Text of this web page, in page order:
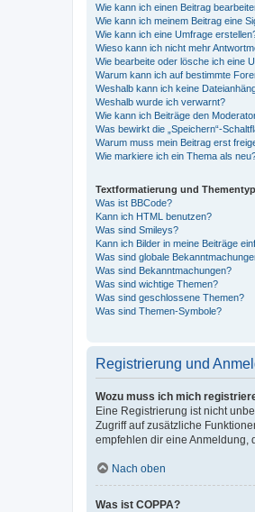
Wie kann ich einen Beitrag
Wie kann ich meinem Beitrag eine
Wie kann ich eine Umfrage
Wieso kann ich nicht mehr
Wie bearbeite oder lösche ich eine
Warum kann ich auf bestimmte
Weshalb kann ich keine
Weshalb wurde ich verwarnt?
Wie kann ich Beiträge den
Was bewirkt die „Speichern“-
Warum muss mein Beitrag erst
Wie markiere ich ein Thema als
Textformatierung und
Was ist BBCode?
Kann ich HTML benutzen?
Was sind Smileys?
Kann ich Bilder in meine Beiträge
Was sind globale
Was sind Bekanntmachungen?
Was sind wichtige Themen?
Was sind geschlossene Themen?
Was sind Themen-Symbole?
Registrierung und
Wozu muss ich mich
Eine Registrierung ist nicht
Zugriff auf zusätzliche
empfehlen dir eine Anmeldung,
Nach oben
Was ist COPPA?